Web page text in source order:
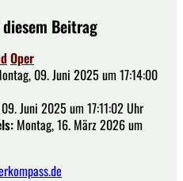
Beitrag
Oper
09. Juni 2025 um 17:14:00
Juni 2025 um 17:11:02 Uhr
Montag, 16. März 2026 um